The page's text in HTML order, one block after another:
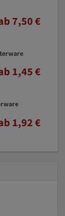
7,50 €
1,45 €
1,92 €